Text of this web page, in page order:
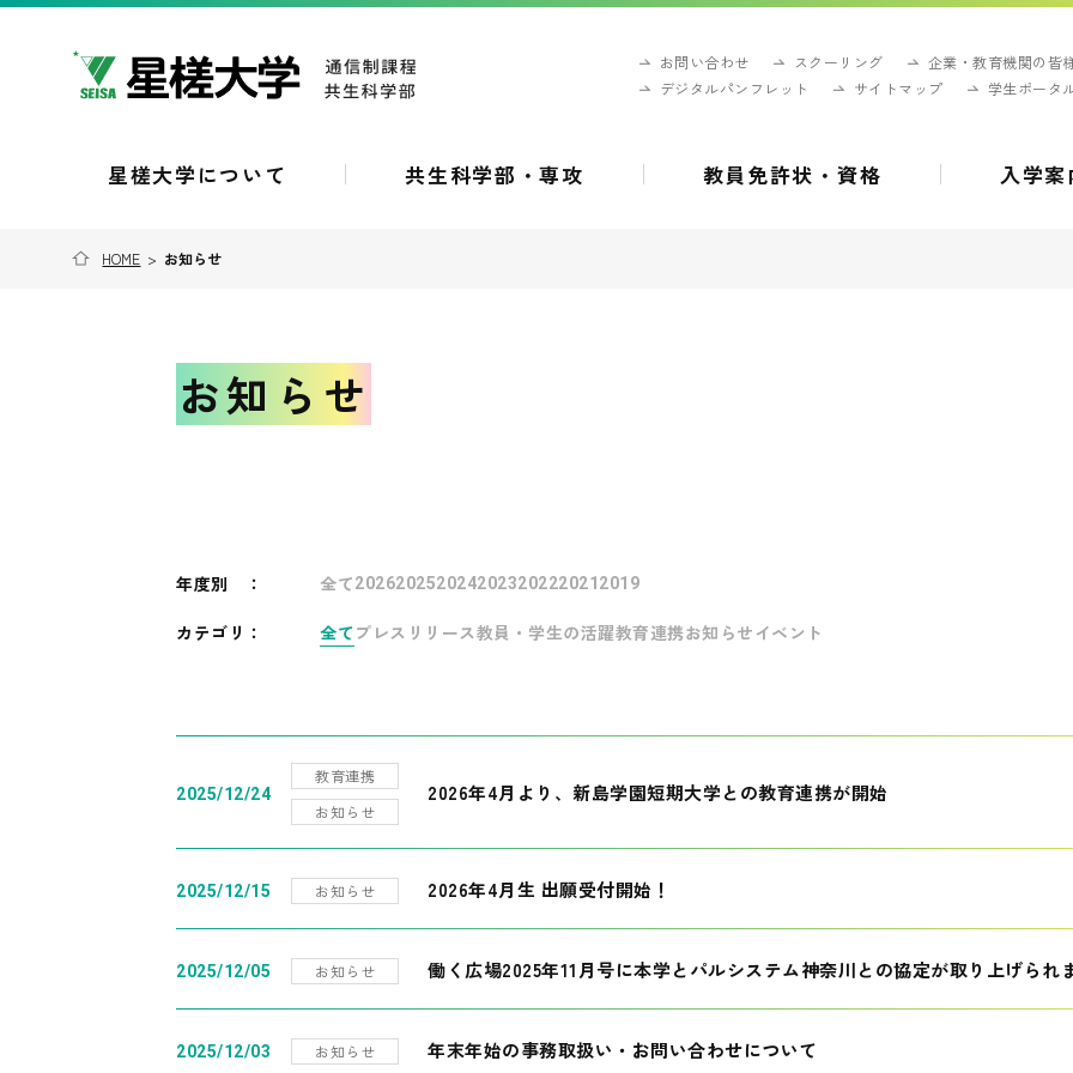
お問い合わせ スクーリング
企業・教育機関の皆
デジタルパンフレット
サイトマップ 学生ポータ
星槎大学について 共生科学部・専攻 教員免許状・資格 入学案
HOME > お知らせ
お知らせ
年度別 ： 全て202620252024202320222021 2019
カテゴリ： 全て プレスリリース教員・学生の活躍教育連携お知らせ イベント
2025/12/24
教育連携
お知らせ
2026年4月より、新島学園短期大学との教育連携が開始
2025/12/15 お知らせ 2026年4月生 出願受付開始！
2025/12/05 お知らせ 働く広場2025年11月号に本学とパルシステム神奈川との協定が取り上げられ
2025/12/03 お知らせ 年末年始の事務取扱い・お問い合わせについて